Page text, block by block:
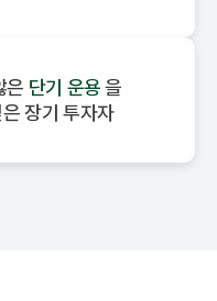
은 단기 운용을
장기 투자자